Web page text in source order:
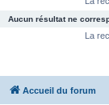
Aucun résultat ne
La
Accueil du forum